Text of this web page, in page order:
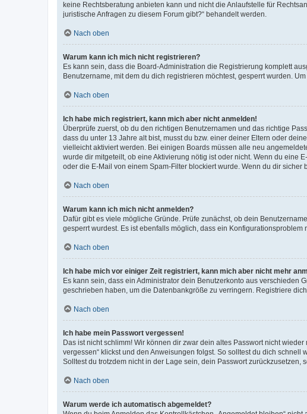
keine Rechtsberatung anbieten kann und nicht die Anlaufstelle für
juristische Anfragen zu diesem Forum gibt?“ behandelt werden.
Nach oben
Warum kann ich mich nicht registrieren?
Es kann sein, dass die Board-Administration die Registrierung komplett
Benutzername, mit dem du dich registrieren möchtest, gesperrt wurden.
Nach oben
Ich habe mich registriert, kann mich aber nicht anmelden!
Überprüfe zuerst, ob du den richtigen Benutzernamen und das richtige
dass du unter 13 Jahre alt bist, musst du bzw. einer deiner Eltern oder
vielleicht aktiviert werden. Bei einigen Boards müssen alle neu
wurde dir mitgeteilt, ob eine Aktivierung nötig ist oder nicht. Wenn du eine
oder die E-Mail von einem Spam-Filter blockiert wurde. Wenn du dir
Nach oben
Warum kann ich mich nicht anmelden?
Dafür gibt es viele mögliche Gründe. Prüfe zunächst, ob dein
gesperrt wurdest. Es ist ebenfalls möglich, dass ein
Nach oben
Ich habe mich vor einiger Zeit registriert, kann mich aber nicht mehr
Es kann sein, dass ein Administrator dein Benutzerkonto aus verschieden
geschrieben haben, um die Datenbankgröße zu verringern. Registriere
Nach oben
Ich habe mein Passwort vergessen!
Das ist nicht schlimm! Wir können dir zwar dein altes Passwort nicht
vergessen“ klickst und den Anweisungen folgst. So solltest du dich schnell
Solltest du trotzdem nicht in der Lage sein, dein Passwort zurückzusetzen,
Nach oben
Warum werde ich automatisch abgemeldet?